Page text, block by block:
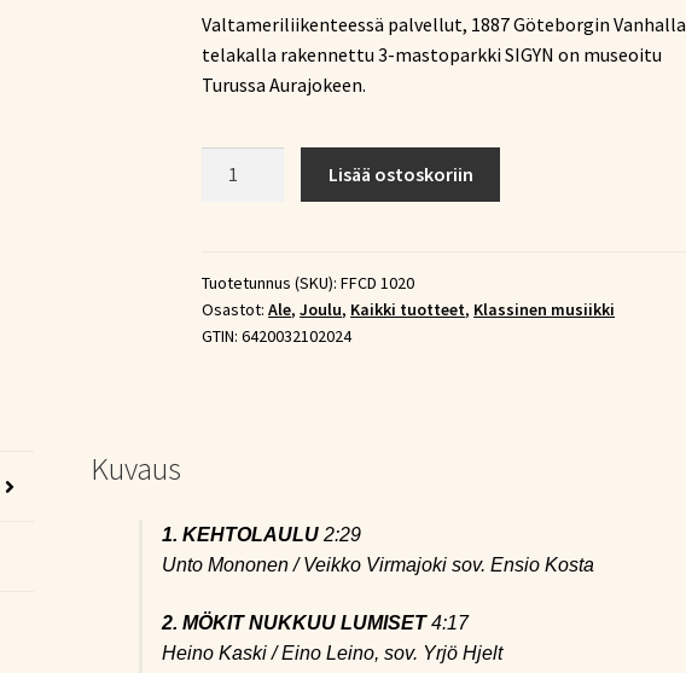
Valtameriliikenteessä palvellut, 1887 Göteborgin Vanhalla
telakalla rakennettu 3-mastoparkki SIGYN on museoitu
Turussa Aurajokeen.
Sigyn
(CD)
määrä
Lisää ostoskoriin
Tuotetunnus (SKU):FFCD 1020
Osastot:Ale,Joulu, Kaikki tuotteet, Klassinen musiikki
GTIN:6420032102024
Kuvaus
1. KEHTOLAULU2:29
Unto Mononen / Veikko Virmajoki sov. Ensio Kosta
2. MÖKIT NUKKUU LUMISET4:17
Heino Kaski / Eino Leino, sov. Yrjö Hjelt